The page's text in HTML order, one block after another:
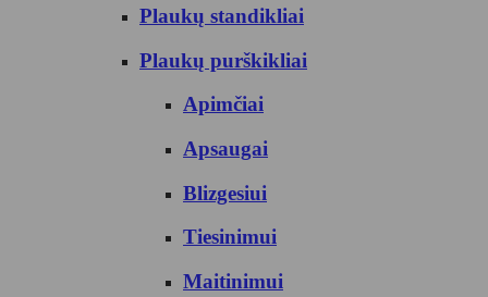
Plaukų standikliai
Plaukų purškikliai
Apimčiai
Apsaugai
Blizgesiui
Tiesinimui
Maitinimui